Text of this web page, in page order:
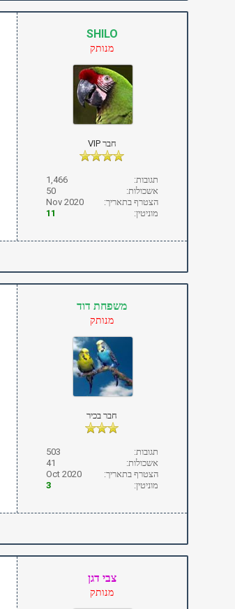
SHILO
מנותק
חבר VIP
תגובות:
1,466
אשכולות:
50
הצטרף בתאריך:
Nov 2020
מוניטין:
11
משפחת דוד
מנותק
חבר בכיר
תגובות:
503
אשכולות:
41
הצטרף בתאריך:
Oct 2020
מוניטין:
3
צבי דגן
מנותק